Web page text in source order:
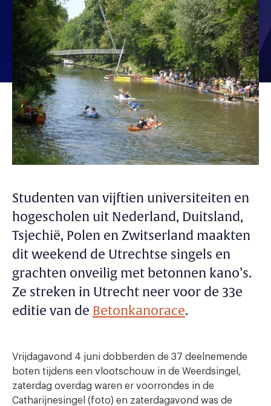
Studenten van vijftien universiteiten en
hogescholen uit Nederland, Duitsland,
Tsjechië, Polen en Zwitserland maakten
dit weekend de Utrechtse singels en
grachten onveilig met betonnen kano’s.
Ze streken in Utrecht neer voor de 33e
editie van de Betonkanorace.
Vrijdagavond 4 juni dobberden de 37 deelnemende
boten tijdens een vlootschouw in de Weerdsingel,
zaterdag overdag waren er voorrondes in de
Catharijnesingel (foto) en zaterdagavond was de